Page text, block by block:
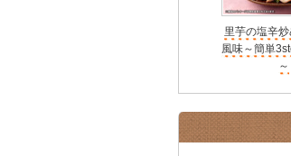
里芋の塩辛
風味～簡単
～